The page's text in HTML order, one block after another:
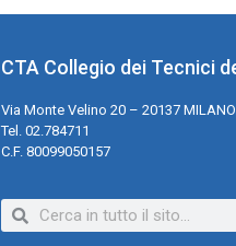
CTA Collegio dei Tecnici
Via Monte Velino 20 – 20137 MILANO
Tel. 02.784711
C.F. 80099050157